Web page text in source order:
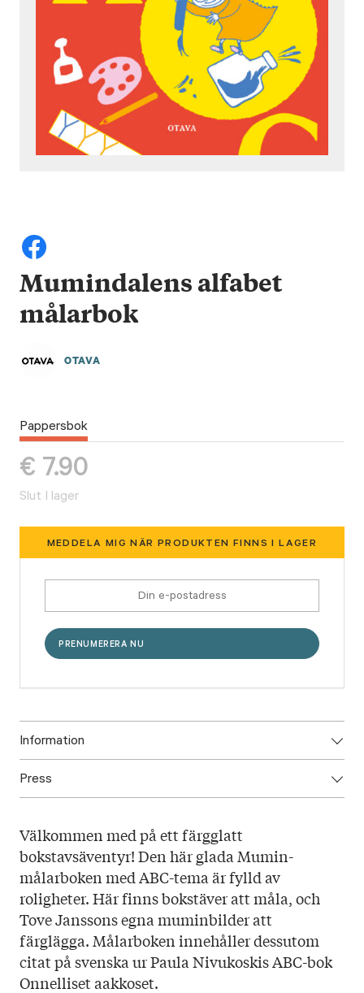
Mumindalens alfabet
målarbok
OTAVA
Pappersbok
€ 7.90
Slut I lager
MEDDELA MIG NÄR PRODUKTEN FINNS I LAGER
Information
ISBN: 9789511420804
Titel: Mumindalens alfabet målarbok
Språk: Svenska
Sidantal: 32
Format: Häftad
Press
Välkommen med på ett färgglatt
bokstavsäventyr! Den här glada Mumin-
målarboken med ABC-tema är fylld av
roligheter. Här finns bokstäver att måla, och
Tove Janssons egna muminbilder att
färglägga. Målarboken innehåller dessutom
citat på svenska ur Paula Nivukoskis ABC-bok
Onnelliset aakkoset.